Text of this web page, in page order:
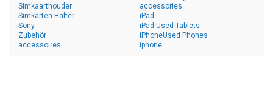
Simkaarthouder
Simkarten Halter
Sony
Zubehör
accessoires
accessories
iPad
iPad Used Tablets
iPhoneUsed Phones
iphone